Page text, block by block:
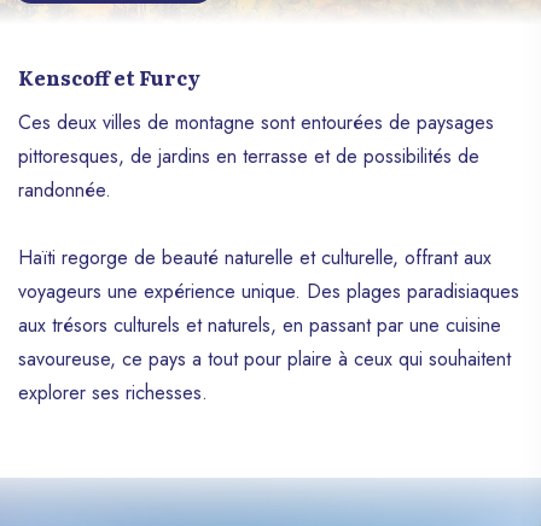
Kenscoff et Furcy
Ces deux villes de montagne sont entourées de paysages
pittoresques, de jardins en terrasse et de possibilités de
randonnée.
Haïti regorge de beauté naturelle et culturelle, offrant aux
voyageurs une expérience unique. Des plages paradisiaques
aux trésors culturels et naturels, en passant par une cuisine
savoureuse, ce pays a tout pour plaire à ceux qui souhaitent
explorer ses richesses.